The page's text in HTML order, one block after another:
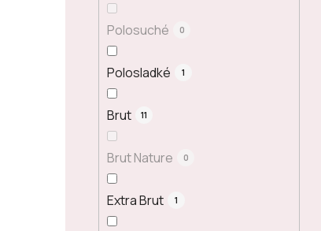
Polosuché 0
Polosladké 1
Brut 11
Brut Nature 0
Extra Brut 1